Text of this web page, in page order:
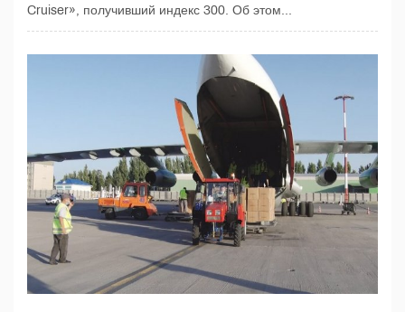
Cruiser», получивший индекс 300. Об этом...